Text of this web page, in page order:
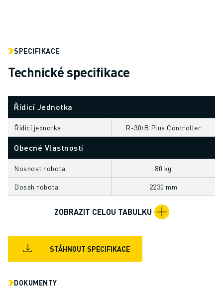
POTRAVINÁŘSKÝ PRŮMYSL
PLASTY
APLIKACE
VŠECHNY APLIKACE
5OSÉ OBRÁBĚNÍ
OBLOUKOVÉ SVAŘOVÁNÍ
MONTÁŽ
CNC FRÉZOVÁNÍ
CNC SOUSTRUŽENÍ
VSTŘIKOVÁNÍ PLASTŮ
LAKOVÁNÍ
BODOVÉ SVAŘOVÁNÍ
SPECIFIKACE
Technické specifikace
Řídicí Jednotka
Řídicí jednotka R-30𝑖B Plus Controller
Obecné Vlastnosti
Nosnost robota 80 kg
Dosah robota 2230 mm
ZOBRAZIT CELOU TABULKU
STÁHNOUT SPECIFIKACE
DOKUMENTY